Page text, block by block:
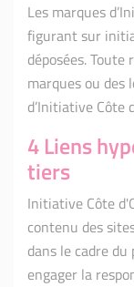
Les marques
figurant sur
déposées.
marques ou des
d’Initiative Côte
4 Liens
tiers
Initiative Côte
contenu des
dans le cadre
engager la